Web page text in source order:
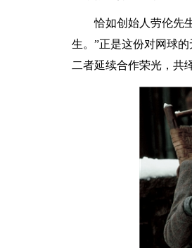
恰如创始人劳伦先
生。”正是这份对网球
二者延续合作荣光，共